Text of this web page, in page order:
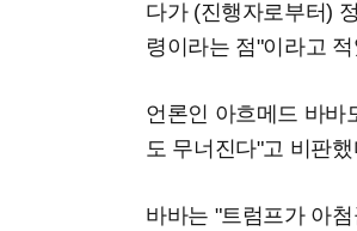
다가 (진행자로부터)
령이라는 점"이라고
언론인 아흐메드 바바
도 무너진다"고 비판했
바바는 "트럼프가 아